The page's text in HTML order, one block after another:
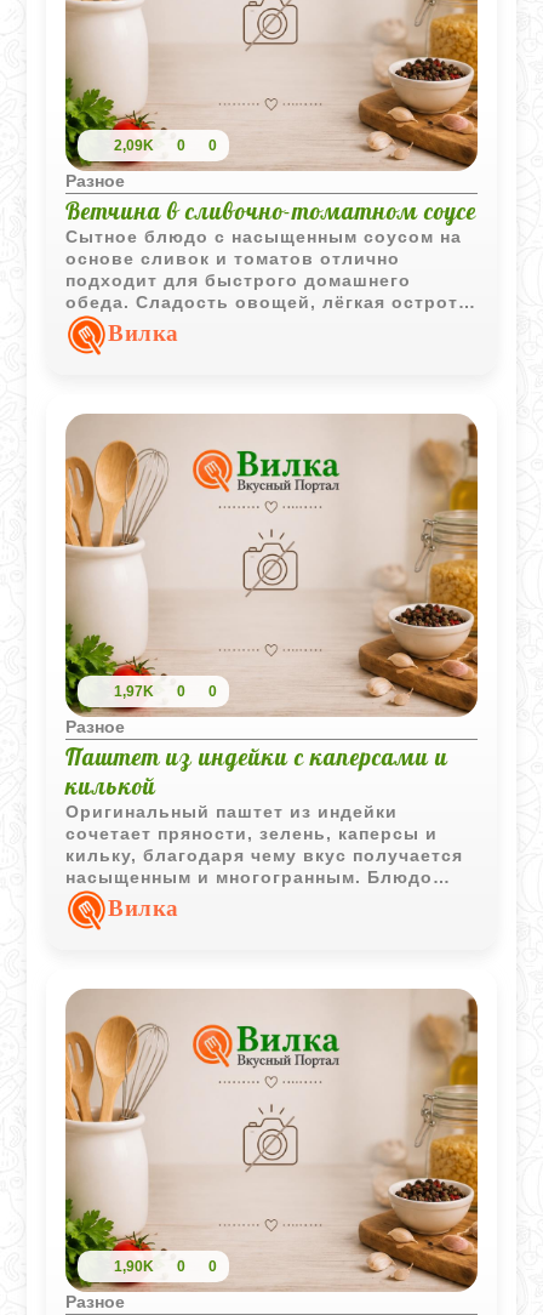
2,09K 0 0
Разное
Ветчина в сливочно-томатном соусе
Сытное блюдо с насыщенным соусом на
основе сливок и томатов отлично
подходит для быстрого домашнего
обеда. Сладость овощей, лёгкая острота
кайенского перца и аромат петрушки
делают вкус более выразительным.
Вилка
1,97K 0 0
Разное
Паштет из индейки с каперсами и
килькой
Оригинальный паштет из индейки
сочетает пряности, зелень, каперсы и
кильку, благодаря чему вкус получается
насыщенным и многогранным. Блюдо
подходит как для повседневной подачи,
так и для праздничных закусок.
Вилка
1,90K 0 0
Разное